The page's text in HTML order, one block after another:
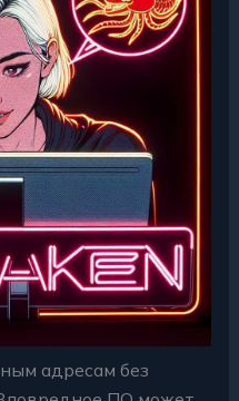
адресам без